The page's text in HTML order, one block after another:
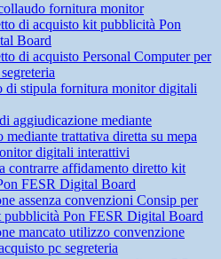
fornitura monitor
di acquisto kit pubblicità Pon
Board
di acquisto Personal Computer per
di stipula fornitura monitor digitali
aggiudicazione mediante
mediante trattativa diretta su mepa
digitali interattivi
contrarre affidamento diretto kit
FESR Digital Board
assenza convenzioni Consip per
pubblicità Pon FESR Digital Board
mancato utilizzo convenzione
pc segreteria